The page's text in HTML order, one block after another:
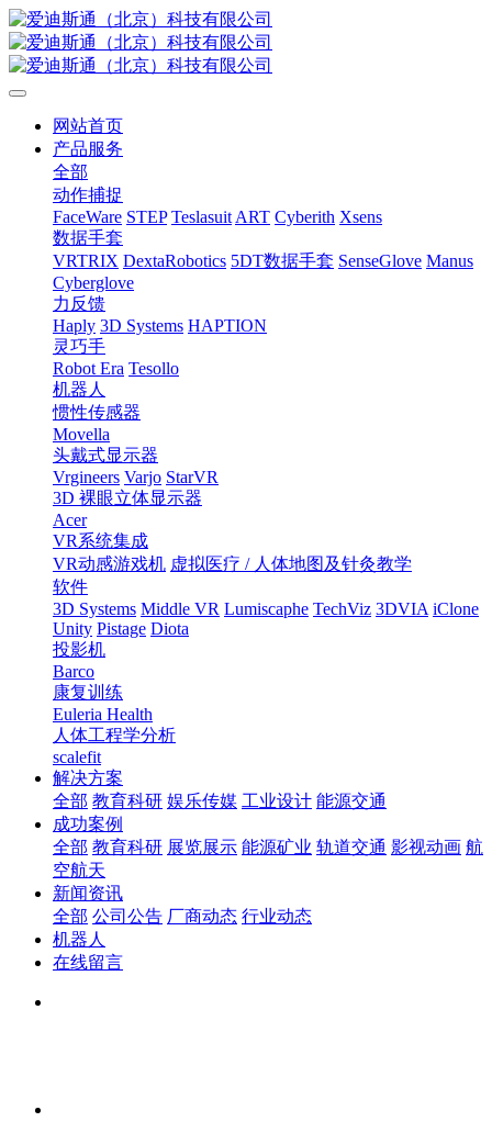
网站首页
产品服务
全部
动作捕捉
FaceWare STEP Teslasuit ART Cyberith Xsens
数据手套
VRTRIX DextaRobotics 5DT数据手套 SenseGlove Manus
Cyberglove
力反馈
Haply 3D Systems HAPTION
灵巧手
Robot Era Tesollo
机器人
惯性传感器
Movella
头戴式显示器
Vrgineers Varjo StarVR
3D 裸眼立体显示器
Acer
VR系统集成
VR动感游戏机 虚拟医疗 / 人体地图及针灸教学
软件
3D Systems Middle VR Lumiscaphe TechViz 3DVIA iClone
Unity Pistage Diota
投影机
Barco
康复训练
Euleria Health
人体工程学分析
scalefit
解决方案
全部 教育科研 娱乐传媒 工业设计 能源交通
成功案例
全部 教育科研 展览展示 能源矿业 轨道交通 影视动画 航
空航天
新闻资讯
全部 公司公告 厂商动态 行业动态
机器人
在线留言